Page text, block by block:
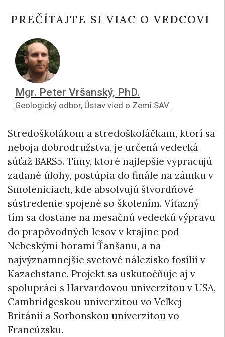
PREČÍTAJTE SI VIAC O VEDCOVI
Mgr. Peter Vršanský, PhD.
Geologický odbor, Ústav vied o Zemi SAV
Stredoškolákom a stredoškoláčkam, ktorí sa
neboja dobrodružstva, je určená vedecká
súťaž BARS5. Tímy, ktoré najlepšie vypracujú
zadané úlohy, postúpia do finále na zámku v
Smoleniciach, kde absolvujú štvordňové
sústredenie spojené so školením. Víťazný
tím sa dostane na mesačnú vedeckú výpravu
do prapôvodných lesov v krajine pod
Nebeskými horami Ťanšanu, a na
najvýznamnejšie svetové nálezisko fosílií v
Kazachstane. Projekt sa uskutočňuje aj v
spolupráci s Harvardovou univerzitou v USA,
Cambridgeskou univerzitou vo Veľkej
Británii a Sorbonskou univerzitou vo
Francúzsku.